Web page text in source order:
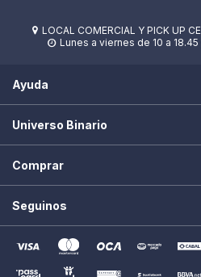
 LOCAL COMERCIAL Y PICK UP
 Lunes a viernes de 10 a
Ayuda
Universo Binario
Comprar
Seguinos